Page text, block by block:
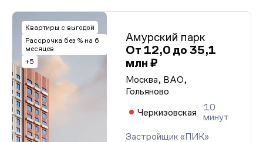
Квартиры с выгодой
Рассрочка без % на 6
месяцев
+5
Амурский парк
От 12,0 до 35,1
млн ₽
Москва, ВАО,
Гольяново
Черкизовская
10
минут
Застройщик «ПИК»